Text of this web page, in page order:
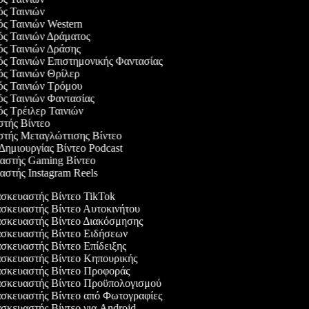
Ταινιών
Ταινιών Western
Ταινιών Δράματος
Ταινιών Δράσης
Ταινιών Επιστημονικής Φαντασίας
Ταινιών Θρίλερ
Ταινιών Τρόμου
Ταινιών Φαντασίας
Τρέιλερ Ταινιών
Βίντεο
Μεταγλώττισης Βίντεο
Βίντεο Podcast
Gaming Βίντεο
Instagram Reels
Βίντεο TikTok
Βίντεο Αυτοκινήτου
Βίντεο Διακόσμησης
Βίντεο Ειδήσεων
Βίντεο Επίδειξης
Βίντεο Κηπουρικής
Βίντεο Προφοράς
Βίντεο Προϋπολογισμού
Βίντεο από Φωτογραφίες